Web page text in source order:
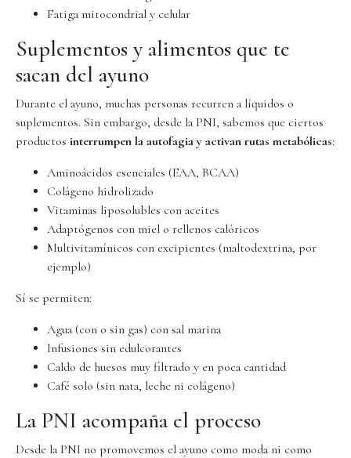
Fatiga mitocondrial y celular
Suplementos y alimentos que te
sacan del ayuno
Durante el ayuno, muchas personas recurren a líquidos o
suplementos. Sin embargo, desde la PNI, sabemos que ciertos
productos interrumpen la autofagia y activan rutas metabólicas:
Aminoácidos esenciales (EAA, BCAA)
Colágeno hidrolizado
Vitaminas liposolubles con aceites
Adaptógenos con miel o rellenos calóricos
Multivitamínicos con excipientes (maltodextrina, por
ejemplo)
Sí se permiten:
Agua (con o sin gas) con sal marina
Infusiones sin edulcorantes
Caldo de huesos muy filtrado y en poca cantidad
Café solo (sin nata, leche ni colágeno)
La PNI acompaña el proceso
Desde la PNI no promovemos el ayuno como moda ni como